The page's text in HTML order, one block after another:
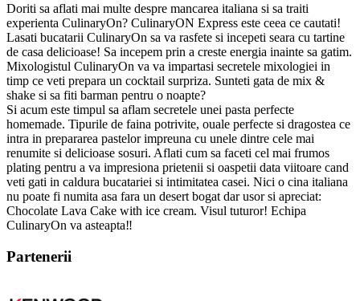
Doriti sa aflati mai multe despre mancarea italiana si sa traiti
experienta CulinaryOn? CulinaryON Express este ceea ce cautati!
Lasati bucatarii CulinaryOn sa va rasfete si incepeti seara cu tartine
de casa delicioase! Sa incepem prin a creste energia inainte sa gatim.
Mixologistul CulinaryOn va va impartasi secretele mixologiei in
timp ce veti prepara un cocktail surpriza. Sunteti gata de mix &
shake si sa fiti barman pentru o noapte?
Si acum este timpul sa aflam secretele unei pasta perfecte
homemade. Tipurile de faina potrivite, ouale perfecte si dragostea ce
intra in prepararea pastelor impreuna cu unele dintre cele mai
renumite si delicioase sosuri. Aflati cum sa faceti cel mai frumos
plating pentru a va impresiona prietenii si oaspetii data viitoare cand
veti gati in caldura bucatariei si intimitatea casei. Nici o cina italiana
nu poate fi numita asa fara un desert bogat dar usor si apreciat:
Chocolate Lava Cake with ice cream. Visul tuturor! Echipa
CulinaryOn va asteapta‼️
Partenerii